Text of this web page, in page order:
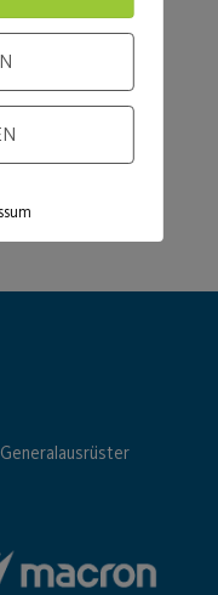
Generalausrüster